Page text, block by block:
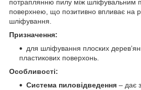
потраплянню пилу між шліфувальним
поверхнею, що позитивно впливає на
шліфування.
Призначення:
для шліфування плоских
пластикових поверхонь.
Особливості:
Система пиловідведення – дає